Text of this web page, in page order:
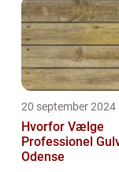
20 september 2024
Hvorfor Vælge
Professionel
Odense